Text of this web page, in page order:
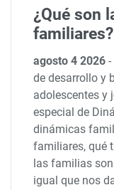
¿Qué son
familiares?
agosto 4 2026-
de desarrollo y
adolescentes y
especial de
dinámicas
familiares, qué
las familias
igual que nos